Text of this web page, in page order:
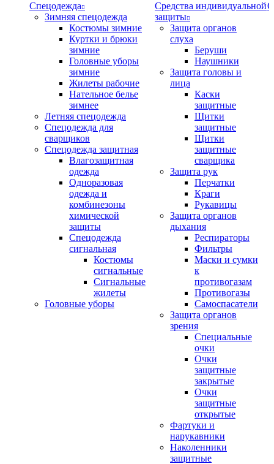
Спецодежда
Зимняя спецодежда
Костюмы зимние
Куртки и брюки
зимние
Головные уборы
зимние
Жилеты рабочие
Нательное белье
зимнее
Летняя спецодежда
Спецодежда для
сварщиков
Спецодежда защитная
Влагозащитная
одежда
Одноразовая
одежда и
комбинезоны
химической
защиты
Спецодежда
сигнальная
Костюмы
сигнальные
Сигнальные
жилеты
Головные уборы
Средства индивидуальной
защиты
Защита органов
слуха
Беруши
Наушники
Защита головы и
лица
Каски
защитные
Щитки
защитные
Щитки
защитные
сварщика
Защита рук
Перчатки
Краги
Рукавицы
Защита органов
дыхания
Респираторы
Фильтры
Маски и сумки
к
противогазам
Противогазы
Самоспасатели
Защита органов
зрения
Специальные
очки
Очки
защитные
закрытые
Очки
защитные
открытые
Фартуки и
нарукавники
Наколенники
защитные